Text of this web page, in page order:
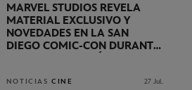
MARVEL STUDIOS REVELA
MATERIAL EXCLUSIVO Y
NOVEDADES EN LA SAN
DIEGO COMIC-CON DURANTE
NOTICIAS CINE 27 Jul.